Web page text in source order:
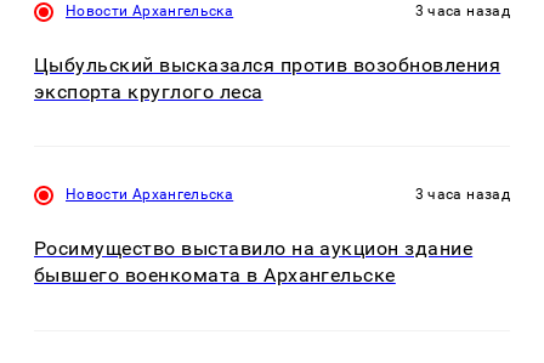
Новости Архангельска 3 часа назад
Цыбульский высказался против возобновления
экспорта круглого леса
Новости Архангельска 3 часа назад
Росимущество выставило на аукцион здание
бывшего военкомата в Архангельске